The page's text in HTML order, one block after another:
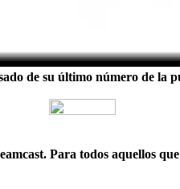
de su último número de la
. Para todos aquellos